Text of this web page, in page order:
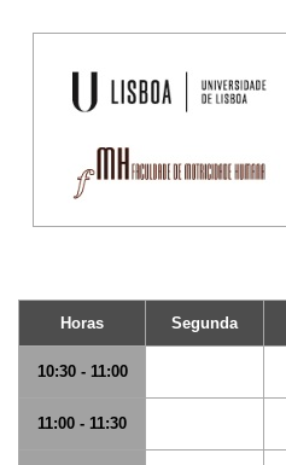
Horas Segunda
10:30 - 11:00
11:00 - 11:30